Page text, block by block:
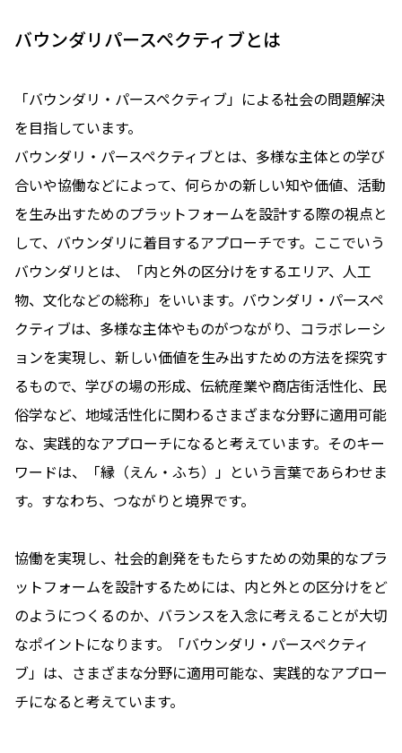
バウンダリパースペクティブとは
「バウンダリ・パースペクティブ」による社会の問題解決
を目指しています。
バウンダリ・パースペクティブとは、多様な主体との学び
合いや協働などによって、何らかの新しい知や価値、活動
を生み出すためのプラットフォームを設計する際の視点と
して、バウンダリに着目するアプローチです。ここでいう
バウンダリとは、「内と外の区分けをするエリア、人工
物、文化などの総称」をいいます。バウンダリ・パースペ
クティブは、多様な主体やものがつながり、コラボレーシ
ョンを実現し、新しい価値を生み出すための方法を探究す
るもので、学びの場の形成、伝統産業や商店街活性化、民
俗学など、地域活性化に関わるさまざまな分野に適用可能
な、実践的なアプローチになると考えています。そのキー
ワードは、「縁（えん・ふち）」という言葉であらわせま
す。すなわち、つながりと境界です。
協働を実現し、社会的創発をもたらすための効果的なプラ
ットフォームを設計するためには、内と外との区分けをど
のようにつくるのか、バランスを入念に考えることが大切
なポイントになります。「バウンダリ・パースペクティ
ブ」は、さまざまな分野に適用可能な、実践的なアプロー
チになると考えています。